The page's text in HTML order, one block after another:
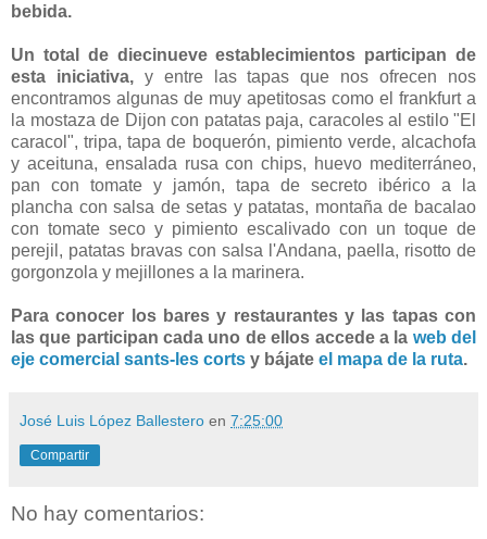
bebida.
Un total de diecinueve establecimientos participan de
esta iniciativa, y entre las tapas que nos ofrecen nos
encontramos algunas de muy apetitosas como el frankfurt a
la mostaza de Dijon con patatas paja, caracoles al estilo "El
caracol", tripa, tapa de boquerón, pimiento verde, alcachofa
y aceituna, ensalada rusa con chips, huevo mediterráneo,
pan con tomate y jamón, tapa de secreto ibérico a la
plancha con salsa de setas y patatas, montaña de bacalao
con tomate seco y pimiento escalivado con un toque de
perejil, patatas bravas con salsa l'Andana, paella, risotto de
gorgonzola y mejillones a la marinera.
Para conocer los bares y restaurantes y las tapas con
las que participan cada uno de ellos accede a la web del
eje comercial sants-les corts y bájate el mapa de la ruta.
José Luis López Ballestero en 7:25:00
Compartir
No hay comentarios: